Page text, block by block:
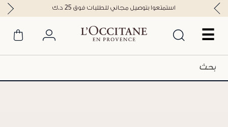
☰
استمتعوا بتوصيل مجاني للطلبات فوق 25 د.ك